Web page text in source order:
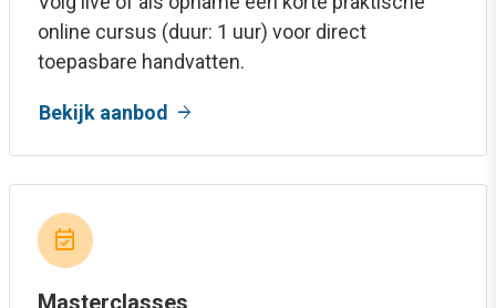
online cursus (duur: 1 uur) voor direct
toepasbare handvatten.
Bekijk aanbod arrow_forward
event_available
Masterclasses